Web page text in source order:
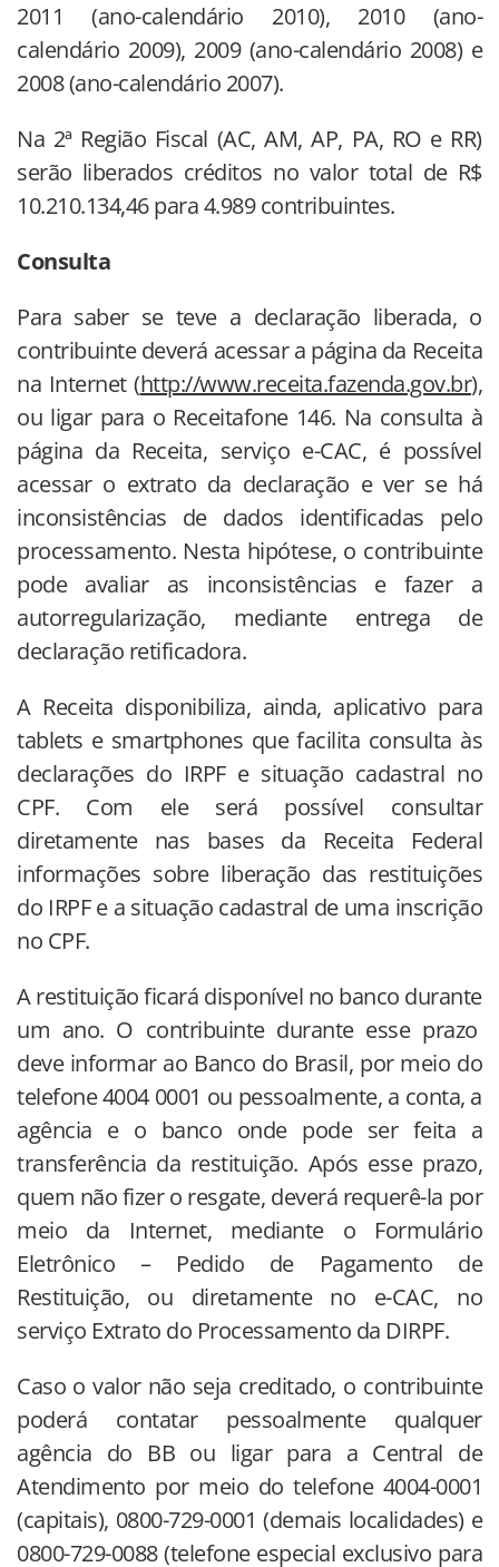
2011 (ano-calendário 2010), 2010 (ano-
calendário 2009), 2009 (ano-calendário 2008) e
2008 (ano-calendário 2007).
Na 2ª Região Fiscal (AC, AM, AP, PA, RO e RR)
serão liberados créditos no valor total de R$
10.210.134,46 para 4.989 contribuintes.
Consulta
Para saber se teve a declaração liberada, o
contribuinte deverá acessar a página da Receita
na Internet (http://www.receita.fazenda.gov.br),
ou ligar para o Receitafone 146. Na consulta à
página da Receita, serviço e-CAC, é possível
acessar o extrato da declaração e ver se há
inconsistências de dados identificadas pelo
processamento. Nesta hipótese, o contribuinte
pode avaliar as inconsistências e fazer a
autorregularização, mediante entrega de
declaração retificadora.
A Receita disponibiliza, ainda, aplicativo para
tablets e smartphones que facilita consulta às
declarações do IRPF e situação cadastral no
CPF. Com ele será possível consultar
diretamente nas bases da Receita Federal
informações sobre liberação das restituições
do IRPF e a situação cadastral de uma inscrição
no CPF.
A restituição ficará disponível no banco durante
um ano. O contribuinte durante esse prazo
deve informar ao Banco do Brasil, por meio do
telefone 4004 0001 ou pessoalmente, a conta, a
agência e o banco onde pode ser feita a
transferência da restituição. Após esse prazo,
quem não fizer o resgate, deverá requerê-la por
meio da Internet, mediante o Formulário
Eletrônico – Pedido de Pagamento de
Restituição, ou diretamente no e-CAC, no
serviço Extrato do Processamento da DIRPF.
Caso o valor não seja creditado, o contribuinte
poderá contatar pessoalmente qualquer
agência do BB ou ligar para a Central de
Atendimento por meio do telefone 4004-0001
(capitais), 0800-729-0001 (demais localidades) e
0800-729-0088 (telefone especial exclusivo para